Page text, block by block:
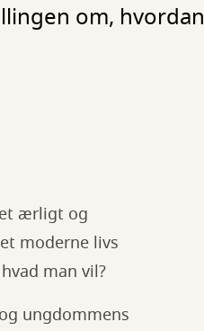
om, hvordan
ærligt og
moderne livs
man vil?
ungdommens